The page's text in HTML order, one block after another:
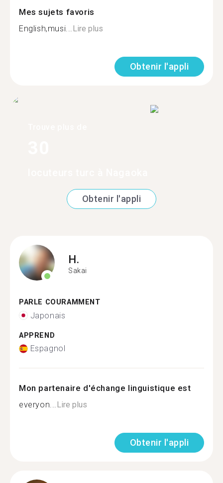
Mes sujets favoris
English,musi... Lire plus
Obtenir l'appli
Obtenir l'appli
H.
Sakai
PARLE COURAMMENT
Japonais
APPREND
Espagnol
Mon partenaire d'échange linguistique est
everyon...Lire plus
Obtenir l'appli